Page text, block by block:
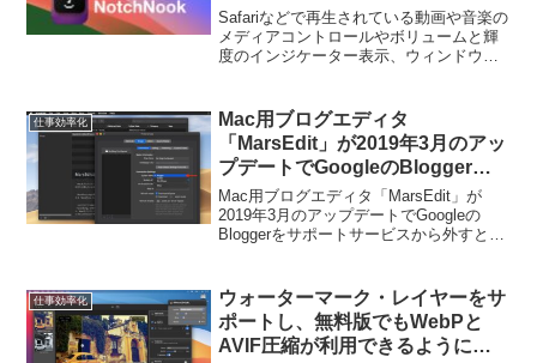
HUDインジケーター表示、ウィ
ンドウロックが可能になった
「NotchNook v1.2」がリリー
Safariなどで再生されている動画や音楽の
メディアコントロールやボリュームと輝
度のインジケーター表示、ウィンドウロ
ら。
仕事効率化
Mac用ブログエディタ
「MarsEdit」が2019年3月のアッ
プデートでGoogleのBloggerを
サポートサービスから外すと発
表。
Mac用ブログエディタ「MarsEdit」が
2019年3月のアップデートでGoogleの
Bloggerをサポートサービスから外すと発
仕事効率化
ウォーターマーク・レイヤーをサ
ポートし、無料版でもWebPと
AVIF圧縮が利用できるようにな